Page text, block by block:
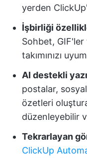
yerden
İşbirliği
Sohbet,
takımınızı
AI destekli
postalar,
özetleri
düzenleyebilir
Tekrarlayan
ClickUp